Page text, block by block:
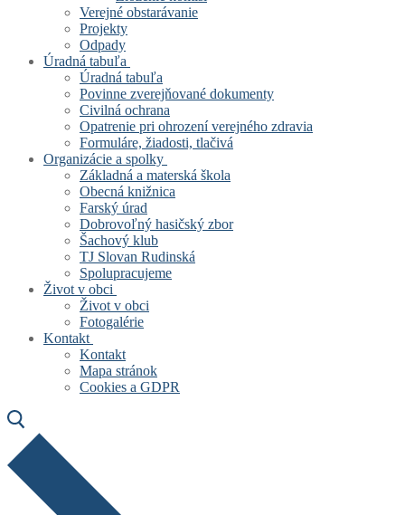
Verejné obstarávanie
Projekty
Odpady
Úradná tabuľa
Úradná tabuľa
Povinne zverejňované dokumenty
Civilná ochrana
Opatrenie pri ohrození verejného zdravia
Formuláre, žiadosti, tlačivá
Organizácie a spolky
Základná a materská škola
Obecná knižnica
Farský úrad
Dobrovoľný hasičský zbor
Šachový klub
TJ Slovan Rudinská
Spolupracujeme
Život v obci
Život v obci
Fotogalérie
Kontakt
Kontakt
Mapa stránok
Cookies a GDPR